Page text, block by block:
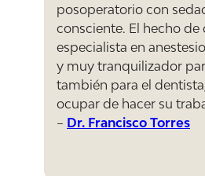
posoperatorio con
consciente. El hecho de
especialista en
y muy tranquilizador
también para el
ocupar de hacer su
– Dr. Francisco Torres